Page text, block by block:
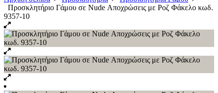
Προσκλητήριο Γάμου σε Nude Αποχρώσεις με Ροζ Φάκελο κωδ.
9357-10